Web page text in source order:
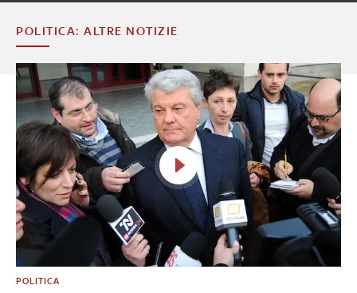
POLITICA: ALTRE NOTIZIE
POLITICA